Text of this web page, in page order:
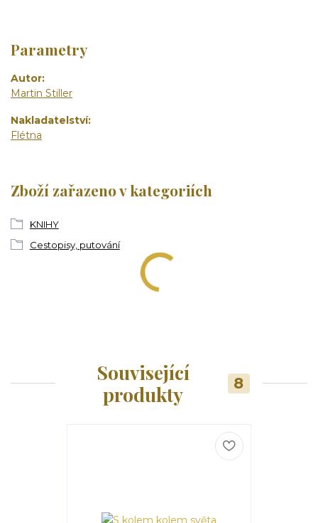
Parametry
Autor
Martin Stiller
Nakladatelství
Flétna
Zboží zařazeno v kategoriích
KNIHY
Cestopisy, putování
Související
produkty
8